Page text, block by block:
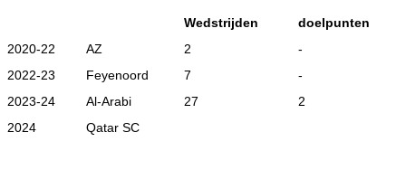
Wedstrijden
doelpunten
2020-22
AZ 2
-
2022-23
Feyenoord 7
-
2023-24
Al-Arabi 27
2
2024
Qatar SC